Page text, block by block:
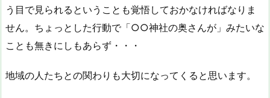
う目で見られるということも覚悟しておかなければなりま
せん。ちょっとした行動で「○○神社の奥さんが」みたいな
ことも無きにしもあらず・・・
地域の人たちとの関わりも大切になってくると思います。